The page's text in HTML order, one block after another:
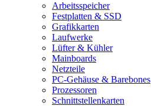
Arbeitsspeicher
Festplatten & SSD
Grafikkarten
Laufwerke
Lüfter & Kühler
Mainboards
Netzteile
PC-Gehäuse & Barebones
Prozessoren
Schnittstellenkarten